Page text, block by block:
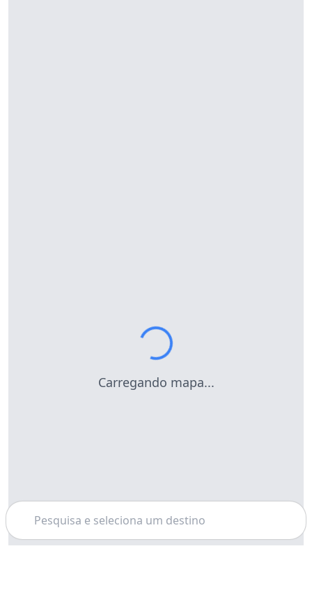
Pesquisar
Carregando mapa...